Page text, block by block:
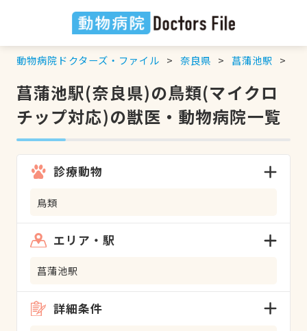
動物病院ドクターズ・ファイル 奈良県 菖蒲池駅
菖蒲池駅(奈良県)の鳥類(マイクロ
チップ対応)の獣医・動物病院一覧
診療動物
鳥類
エリア・駅
菖蒲池駅
詳細条件